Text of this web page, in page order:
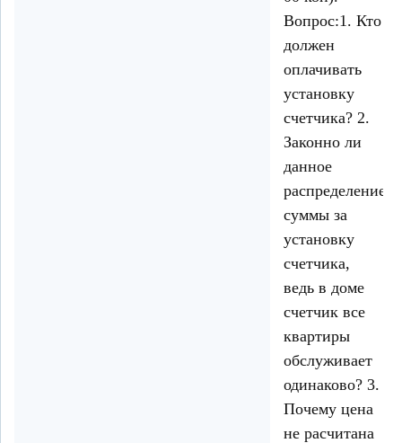
Вопрос:1. Кто
должен
оплачивать
установку
счетчика? 2.
Законно ли
данное
распределение
суммы за
установку
счетчика,
ведь в доме
счетчик все
квартиры
обслуживает
одинаково? 3.
Почему цена
не расчитана